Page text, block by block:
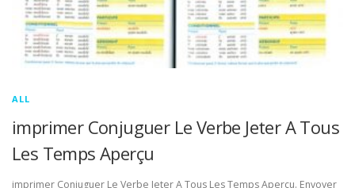
ALL
imprimer Conjuguer Le Verbe Jeter A Tous
Les Temps Aperçu
imprimer Conjuguer Le Verbe Jeter A Tous Les Temps Aperçu. Envoyer